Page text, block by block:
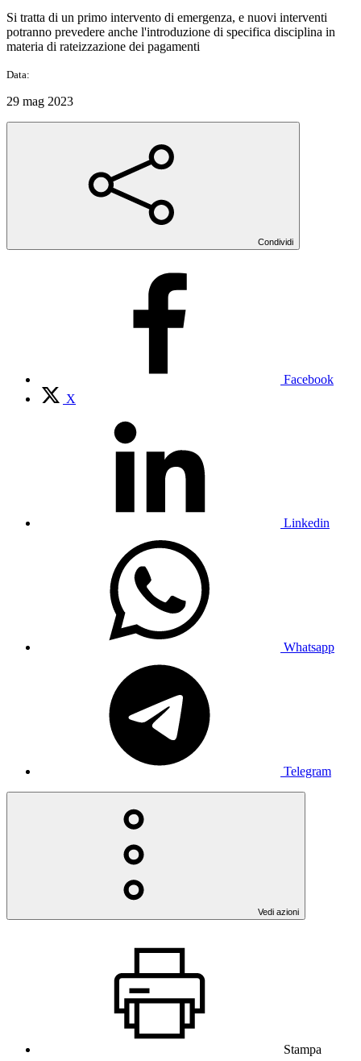
Si tratta di un primo intervento di emergenza, e nuovi interventi
potranno prevedere anche l'introduzione di specifica disciplina in
materia di rateizzazione dei pagamenti
Data:
29 mag 2023
Condividi
Facebook
X
Linkedin
Whatsapp
Telegram
Vedi azioni
Stampa